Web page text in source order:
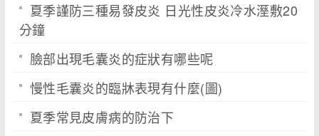
疾病夏季謹防三種易發皮炎 日光性皮炎冷水溼敷20
分鐘
臉部出現毛囊炎的症狀有哪些呢
慢性毛囊炎的臨牀表現有什麼(圖)
夏季常見皮膚病的防治下